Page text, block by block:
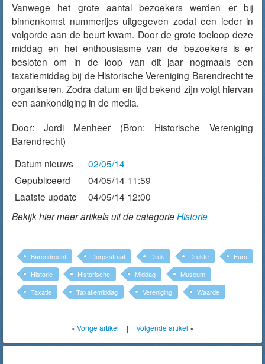
Vanwege het grote aantal bezoekers werden er bij
binnenkomst nummertjes uitgegeven zodat een ieder in
volgorde aan de beurt kwam. Door de grote toeloop deze
middag en het enthousiasme van de bezoekers is er
besloten om in de loop van dit jaar nogmaals een
taxatiemiddag bij de Historische Vereniging Barendrecht te
organiseren. Zodra datum en tijd bekend zijn volgt hiervan
een aankondiging in de media.
Door: Jordi Menheer (Bron: Historische Vereniging
Barendrecht)
Datum nieuws
02/05/14
Gepubliceerd
04/05/14 11:59
Laatste update
04/05/14 12:00
Bekijk hier meer artikels uit de categorieHistorie
Barendrecht Dorpsstraat Druk Drukte
Euro
Historie
Historische Middag
Museum
Taxatie
Taxatiemiddag Vereniging Waarde
« Vorige artikel | Volgende artikel »